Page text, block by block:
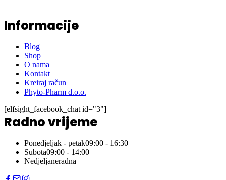
Informacije
Blog
Shop
O nama
Kontakt
Kreiraj račun
Phyto-Pharm d.o.o.
[elfsight_facebook_chat id="3"]
Radno vrijeme
Ponedjeljak - petak09:00 - 16:30
Subota09:00 - 14:00
Nedjeljaneradna